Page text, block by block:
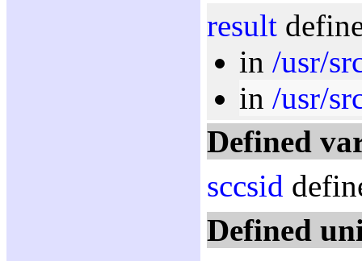
result
in /usr/
in /usr/
Defined
sccsid
Defined